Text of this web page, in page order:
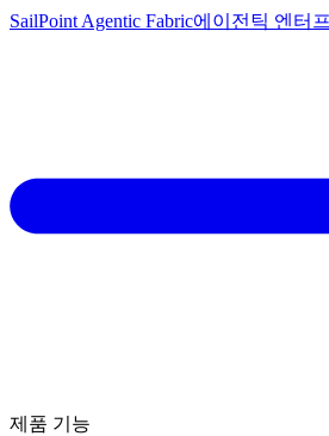
SailPoint Agentic Fabric에이전틱 엔터
제품 기능